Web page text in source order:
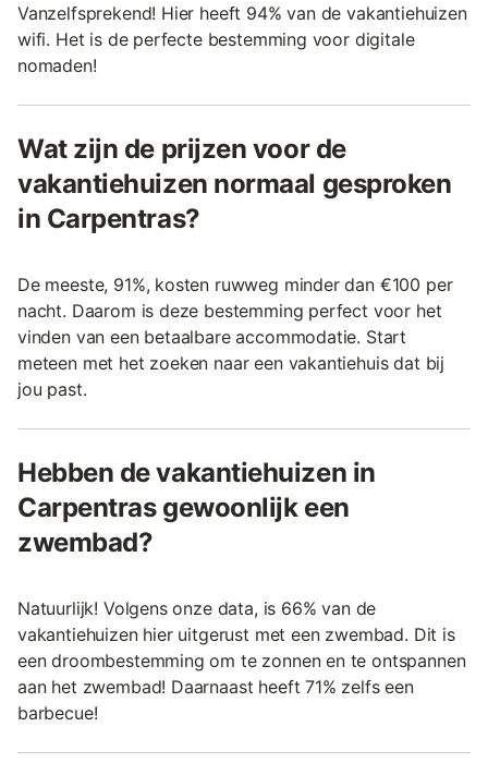
Vanzelfsprekend! Hier heeft 94% van de vakantiehuizen
wifi. Het is de perfecte bestemming voor digitale
nomaden!
Wat zijn de prijzen voor de
vakantiehuizen normaal gesproken
in Carpentras?
De meeste, 91%, kosten ruwweg minder dan €100 per
nacht. Daarom is deze bestemming perfect voor het
vinden van een betaalbare accommodatie. Start
meteen met het zoeken naar een vakantiehuis dat bij
jou past.
Hebben de vakantiehuizen in
Carpentras gewoonlijk een
zwembad?
Natuurlijk! Volgens onze data, is 66% van de
vakantiehuizen hier uitgerust met een zwembad. Dit is
een droombestemming om te zonnen en te ontspannen
aan het zwembad! Daarnaast heeft 71% zelfs een
barbecue!